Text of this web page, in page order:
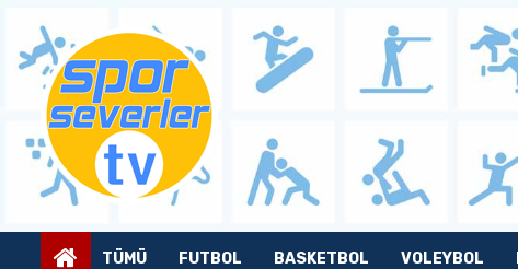
content
TÜMÜ FUTBOL BASKETBOL VOLEYBOL